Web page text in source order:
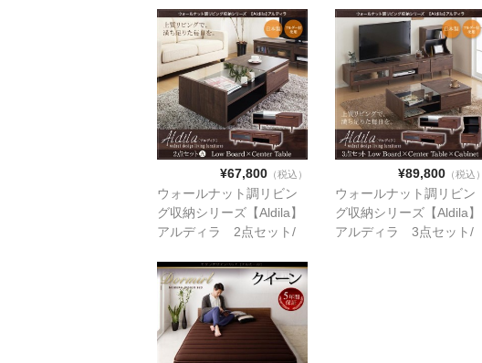
¥67,800 （税込）
ウォールナット調リビン
グ収納シリーズ【Aldila】
アルディラ 2点セット/
ブル
¥89,800 （税込）
ウォールナット調リビン
グ収納シリーズ【Aldila】
アルディラ 3点セット/